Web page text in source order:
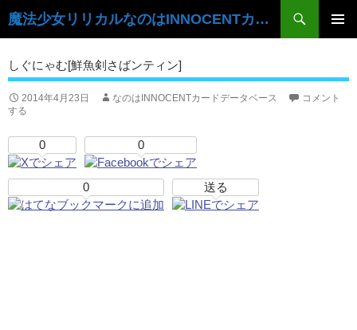
魔法少女リリカルなのはINNOCENTカードデータベース
検
索
イ
ン
テ
ン
ツ
へ
ッ
プ
しぐにゃむ[鮮魚剣さばンティン]
2014年4月23日 なのはINNOCENTカードデータベース
コメント
する
0 0
0 送る